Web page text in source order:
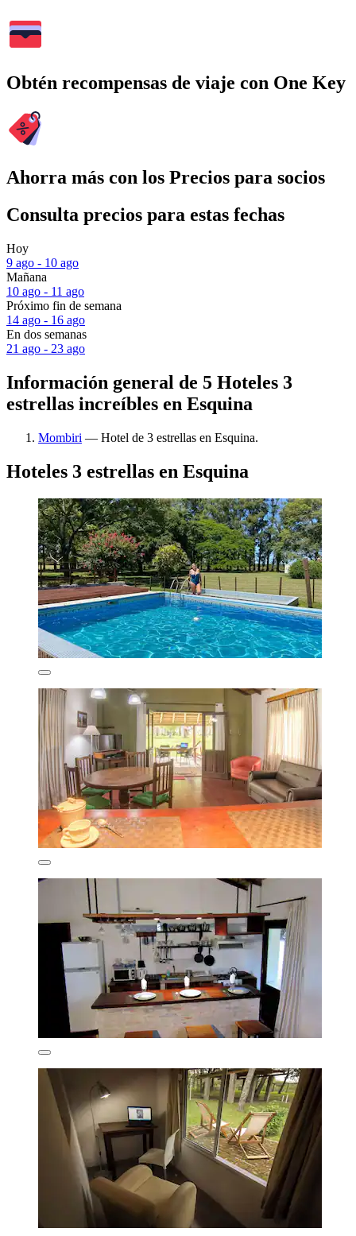
Obtén recompensas de viaje con One Key
Ahorra más con los Precios para socios
Consulta precios para estas fechas
Hoy
9 ago - 10 ago
Mañana
10 ago - 11 ago
Próximo fin de semana
14 ago - 16 ago
En dos semanas
21 ago - 23 ago
Información general de 5 Hoteles 3
estrellas increíbles en Esquina
Mombiri — Hotel de 3 estrellas en Esquina.
Hoteles 3 estrellas en Esquina